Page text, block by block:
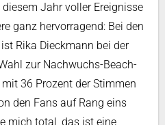
Jahr voller Ereignisse
ganz hervorragend: Bei den
Rika Dieckmann bei der
zur Nachwuchs-Beach-
36 Prozent der Stimmen
den Fans auf Rang eins
mich total, das ist eine